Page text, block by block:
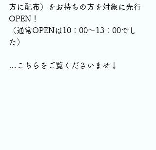
方に配布）をお持ちの方を対象に先行
OPEN！
（通常OPENは10：00〜13：00でし
た）
…こちらをご覧くださいませ↓